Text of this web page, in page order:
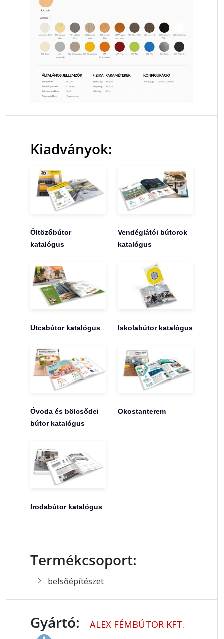
Kiadványok:
Öltözőbútor
katalógus
Vendéglátói bútorok
katalógus
Utcabútor katalógus Iskolabútor katalógus
Óvoda és bölcsődei
bútor katalógus
Okostanterem
Irodabútor katalógus
Termékcsoport:
belsőépítészet
Gyártó: ALEX FÉMBÚTOR KFT.